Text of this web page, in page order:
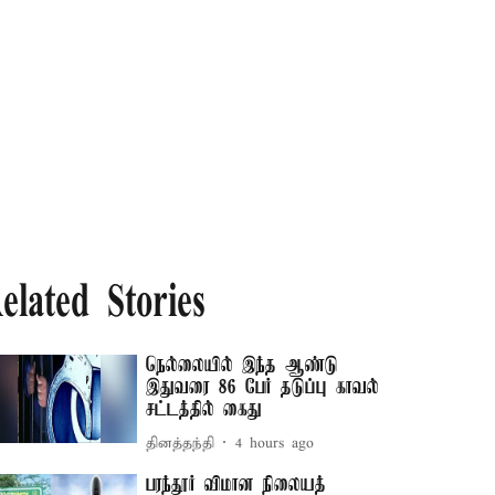
Stories
நெல்லையில் இந்த ஆண்டு
இதுவரை 86 பேர் தடுப்பு காவல்
சட்டத்தில் கைது
தினத்தந்தி 4 hours ago
பரந்தூர் விமான நிலையத்